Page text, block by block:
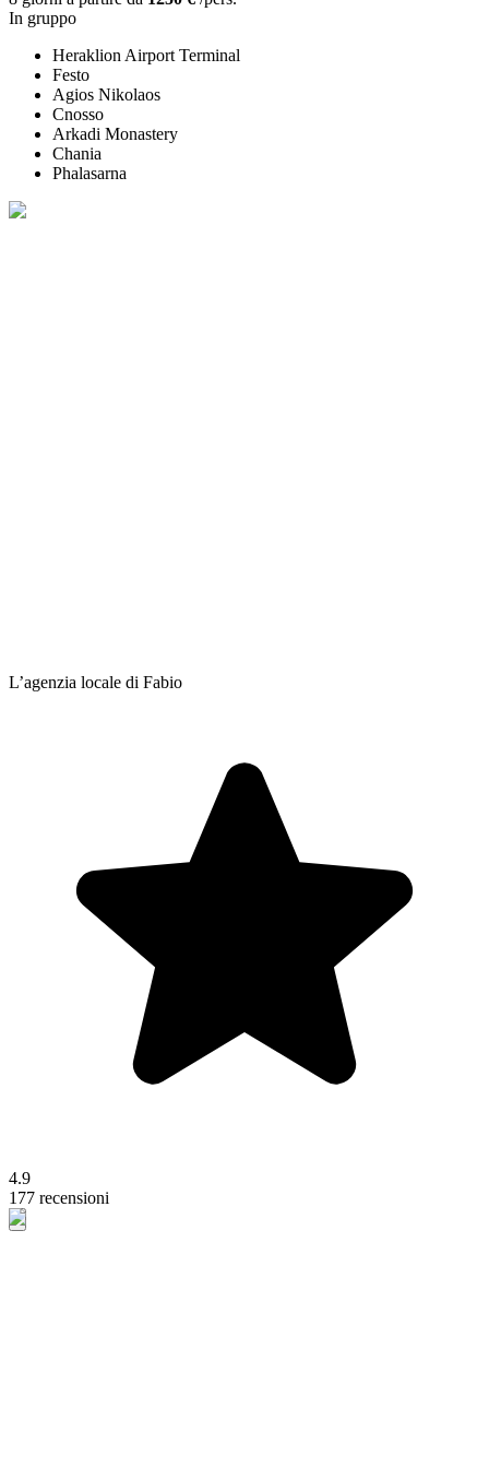
In gruppo
Heraklion Airport Terminal
Festo
Agios Nikolaos
Cnosso
Arkadi Monastery
Chania
Phalasarna
L’agenzia locale di Fabio
4.9
177 recensioni